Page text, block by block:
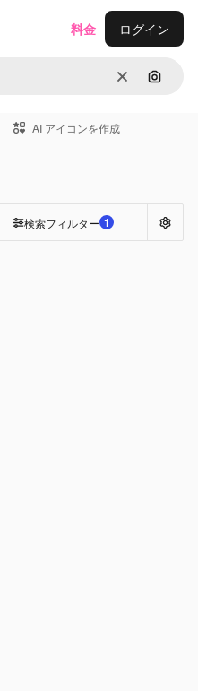
消去 画像で
料金 ログイン
AI アイコンを作成
検索フィルター 1